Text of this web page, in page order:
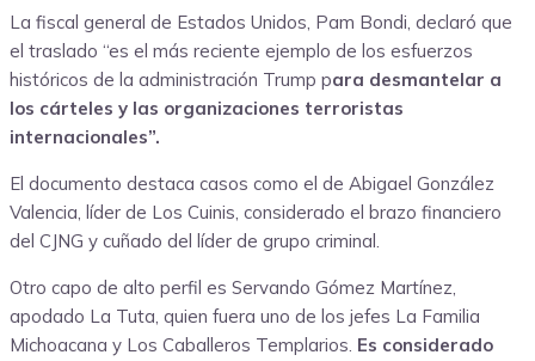
La fiscal general de Estados Unidos, Pam Bondi, declaró que
el traslado “es el más reciente ejemplo de los esfuerzos
históricos de la administración Trump para desmantelar a
los cárteles y las organizaciones terroristas
internacionales”.
El documento destaca casos como el de Abigael González
Valencia, líder de Los Cuinis, considerado el brazo financiero
del CJNG y cuñado del líder de grupo criminal.
Otro capo de alto perfil es Servando Gómez Martínez,
apodado La Tuta, quien fuera uno de los jefes La Familia
Michoacana y Los Caballeros Templarios. Es considerado